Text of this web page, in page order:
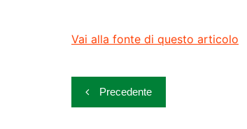
Vai alla fonte di questo articolo
Navigazione
articoli
Precedente